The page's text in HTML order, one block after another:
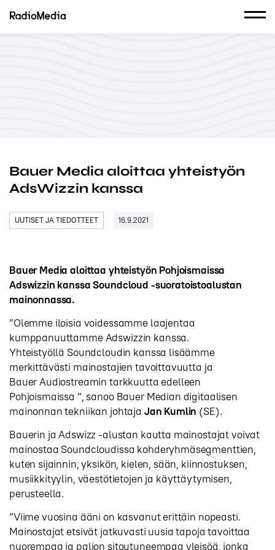
Bauer Media aloittaa yhteistyön
AdsWizzin kanssa
UUTISET JA TIEDOTTEET 16.9.2021
Bauer Media aloittaa yhteistyön Pohjoismaissa
Adswizzin kanssa Soundcloud -suoratoistoalustan
mainonnassa.
”Olemme iloisia voidessamme laajentaa
kumppanuuttamme Adswizzin kanssa.
Yhteistyöllä Soundcloudin kanssa lisäämme
merkittävästi mainostajien tavoittavuutta ja
Bauer Audiostreamin tarkkuutta edelleen
Pohjoismaissa ”, sanoo Bauer Median digitaalisen
mainonnan tekniikan johtaja Jan Kumlin (SE).
Bauerin ja Adswizz -alustan kautta mainostajat voivat
mainostaa Soundcloudissa kohderyhmäsegmenttien,
kuten sijainnin, yksikön, kielen, sään, kiinnostuksen,
musiikkityylin, väestötietojen ja käyttäytymisen,
perusteella.
”Viime vuosina ääni on kasvanut erittäin nopeasti.
Mainostajat etsivät jatkuvasti uusia tapoja tavoittaa
nuorempaa ja paljon sitoutuneempaa yleisöä, jonka